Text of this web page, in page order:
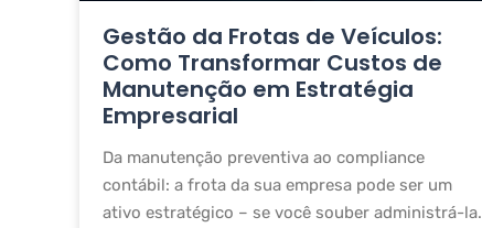
Gestão da Frotas de Veículos:
Como Transformar Custos de
Manutenção em Estratégia
Empresarial
Da manutenção preventiva ao compliance
contábil: a frota da sua empresa pode ser um
ativo estratégico – se você souber administrá-la.